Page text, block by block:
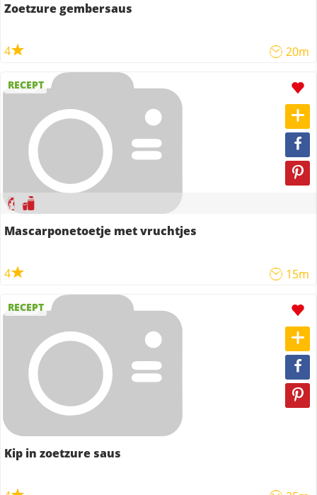
Zoetzure gembersaus
4 20m
RECEPT
Mascarponetoetje met vruchtjes
4 15m
RECEPT
Kip in zoetzure saus